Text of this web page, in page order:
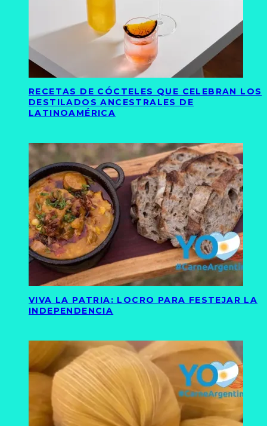
RECETAS DE CÓCTELES QUE CELEBRAN LOS
DESTILADOS ANCESTRALES DE
LATINOAMÉRICA
VIVA LA PATRIA: LOCRO PARA FESTEJAR LA
INDEPENDENCIA